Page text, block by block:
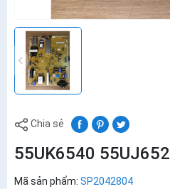
Chia sẻ
55UK6540 55UJ652
Mã sản phẩm: SP2042804